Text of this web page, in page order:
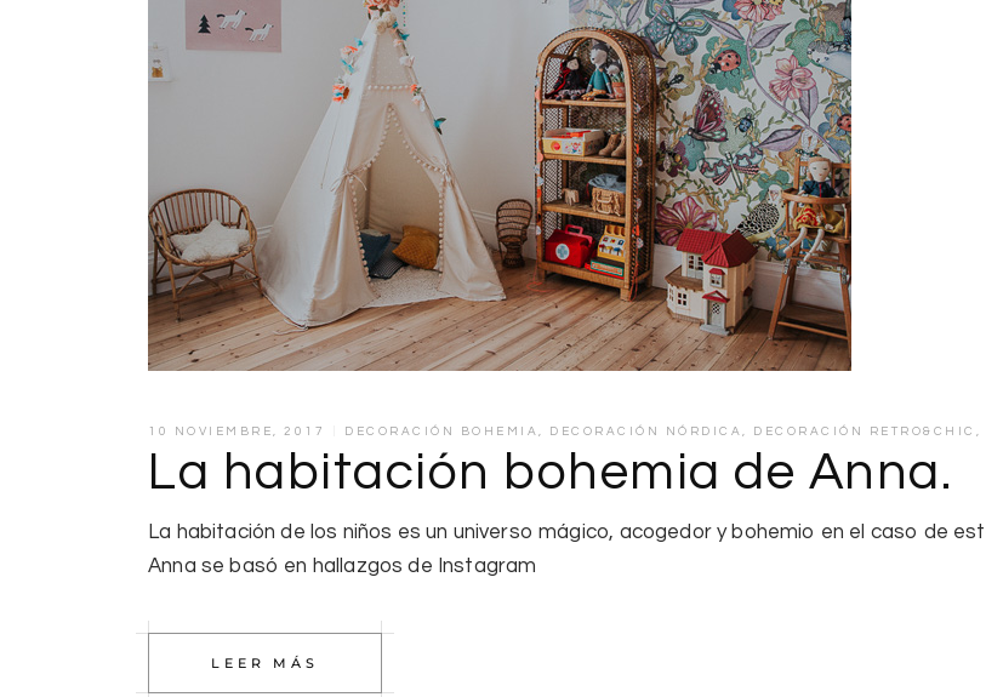
10 NOVIEMBRE, 2017 DECORACIÓN BOHEMIA , DECORACIÓN NÓRDICA , DECORACIÓN RETRO&CHIC ,
La habitación bohemia de Anna.
La habitación de los niños es un universo mágico, acogedor y bohemio en el caso de
Anna se basó en hallazgos de Instagram
LEER MÁS